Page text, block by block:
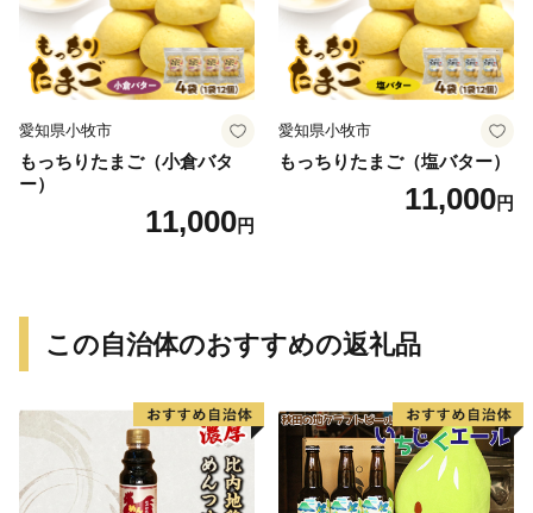
愛知県小牧市
もっちりたまご（小倉バタ
ー）
11,000円
愛知県小牧市
もっちりたまご（塩バター）
11,000円
この自治体のおすすめの返礼品